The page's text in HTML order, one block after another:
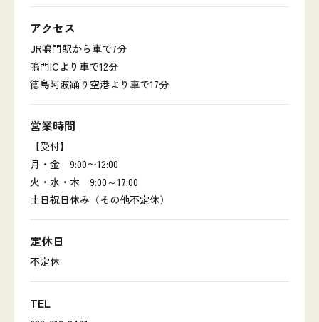
アクセス
JR鳴門駅から車で7分
鳴門ICより車で12分
徳島阿波踊り空港より車で17分
営業時間
【受付】
月・金 9:00〜12:00
火・水・木 9:00～17:00
土日祝日休み（その他不定休）
定休日
不定休
TEL